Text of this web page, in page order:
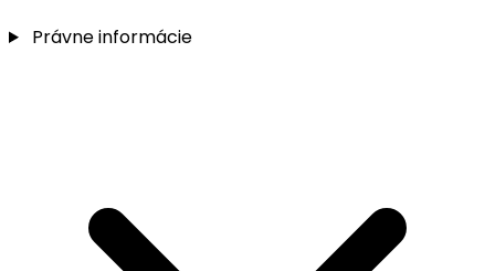
Právne informácie